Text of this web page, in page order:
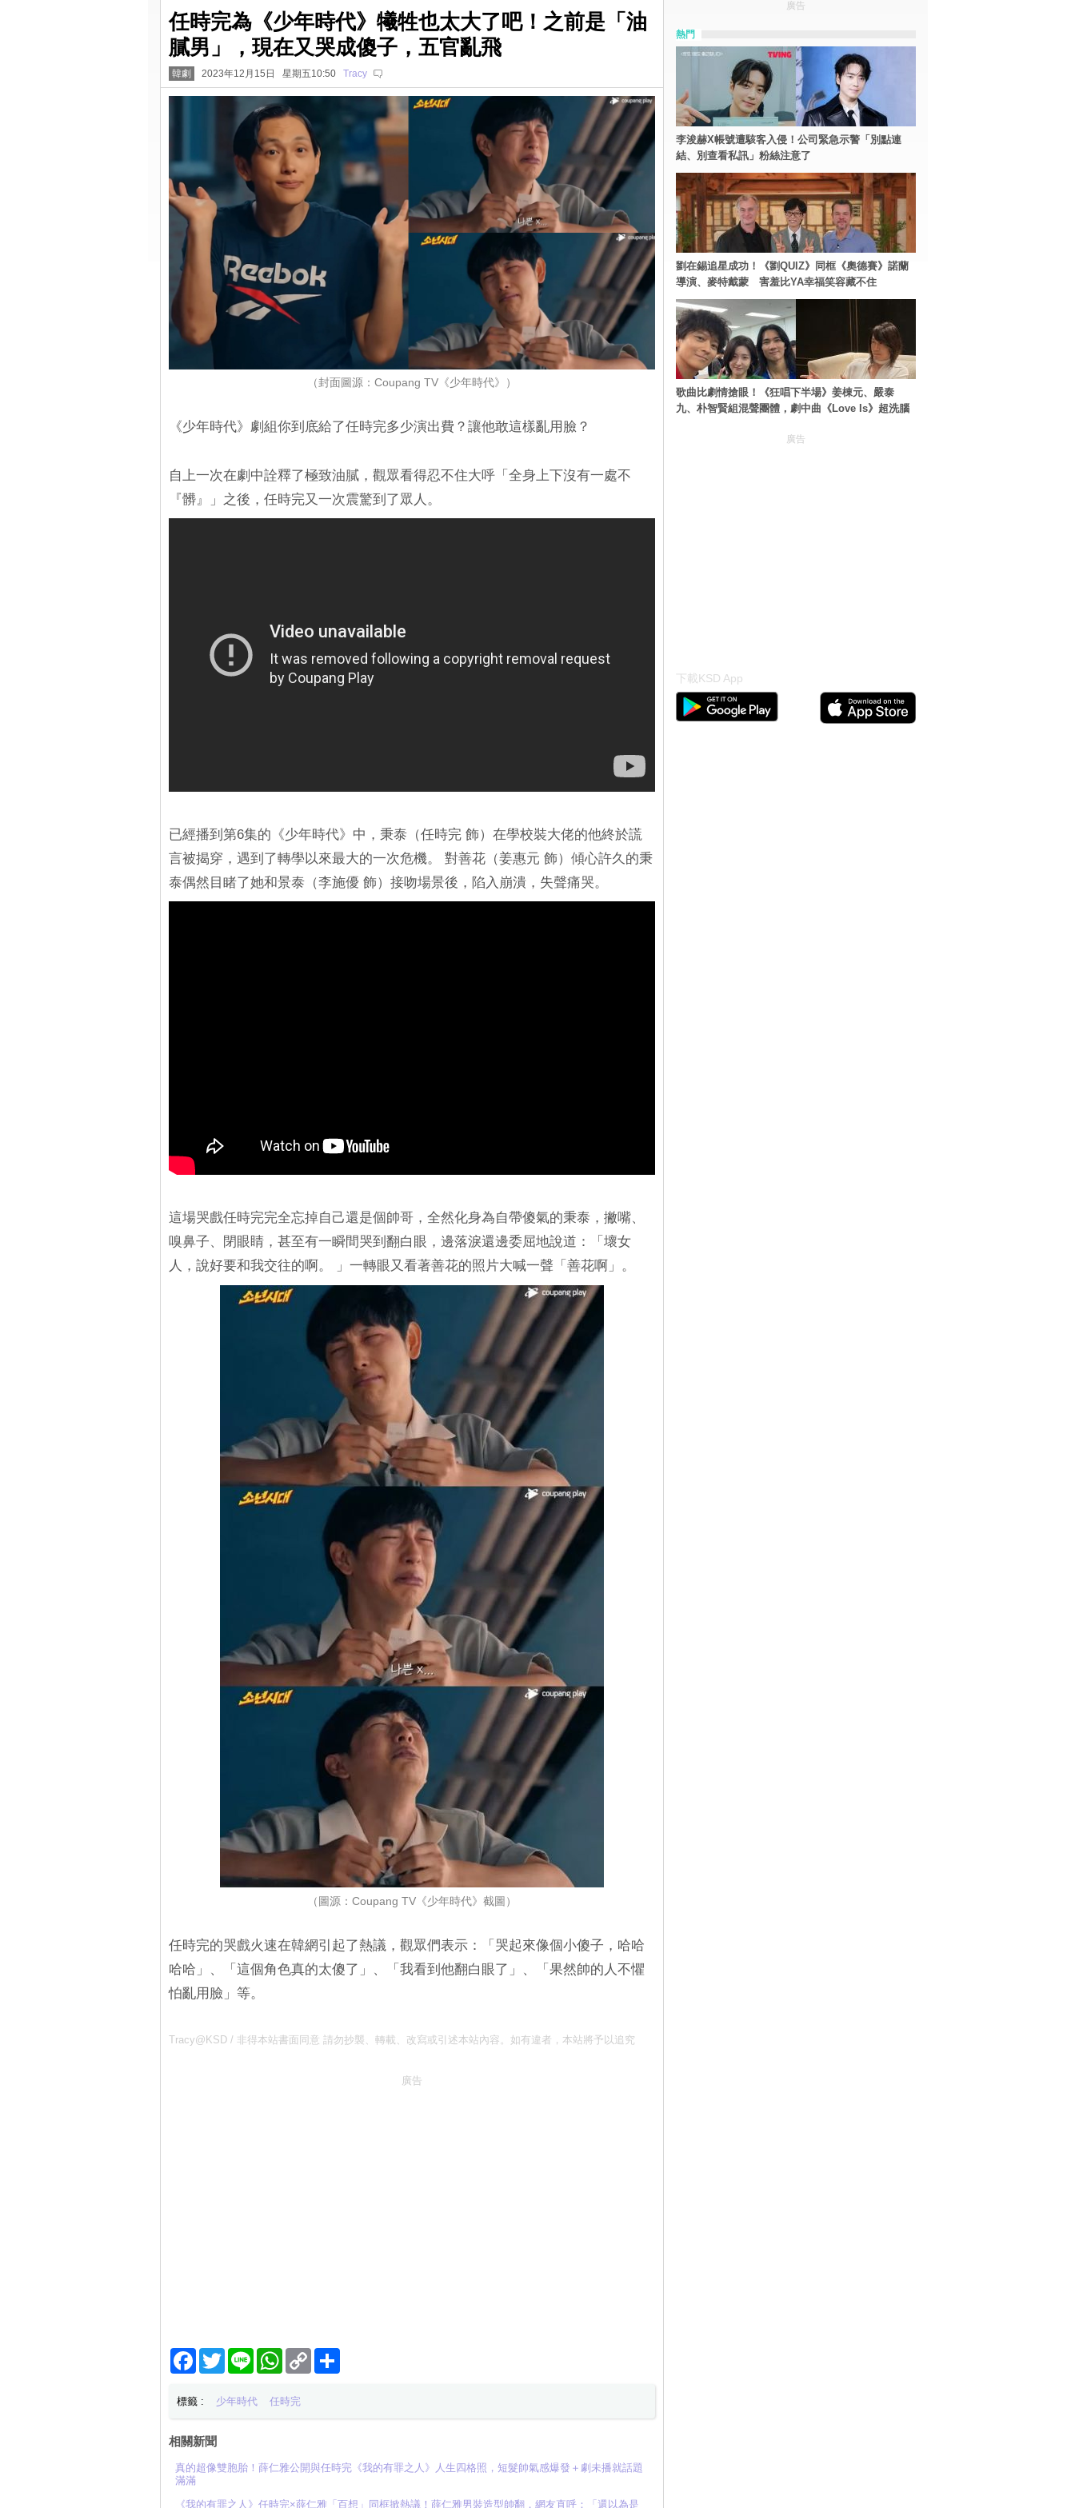
任時完為《少年時代》犧牲也太大了吧！之前是「油
膩男」，現在又哭成傻子，五官亂飛
韓劇 2023年12月15日 星期五10:50 Tracy
（封面圖源：Coupang TV《少年時代》）
《少年時代》劇組你到底給了任時完多少演出費？讓他敢這樣亂用臉？
自上一次在劇中詮釋了極致油膩，觀眾看得忍不住大呼「全身上下沒有一處不
『髒』」之後，任時完又一次震驚到了眾人。
已經播到第6集的《少年時代》中，秉泰（任時完 飾）在學校裝大佬的他終於謊
言被揭穿，遇到了轉學以來最大的一次危機。 對善花（姜惠元 飾）傾心許久的秉
泰偶然目睹了她和景泰（李施優 飾）接吻場景後，陷入崩潰，失聲痛哭。
這場哭戲任時完完全忘掉自己還是個帥哥，全然化身為自帶傻氣的秉泰，撇嘴、
嗅鼻子、閉眼睛，甚至有一瞬間哭到翻白眼，邊落淚還邊委屈地說道：「壞女
人，說好要和我交往的啊。 」一轉眼又看著善花的照片大喊一聲「善花啊」。
（圖源：Coupang TV《少年時代》截圖）
任時完的哭戲火速在韓網引起了熱議，觀眾們表示：「哭起來像個小傻子，哈哈
哈哈」、「這個角色真的太傻了」、「我看到他翻白眼了」、「果然帥的人不懼
怕亂用臉」等。
Tracy@KSD / 非得本站書面同意 請勿抄襲、轉載、改寫或引述本站內容。如有違者，本站將予以追究
廣告
Facebook
TwitterLine WhatsApp
Copy
Link
分
標籤 : 少年時代 任時完
相關新聞
真的超像雙胞胎！薛仁雅公開與任時完《我的有罪之人》人生四格照，短髮帥氣感爆發＋劇未播就話題
滿滿
《我的有罪之人》任時完×薛仁雅「百想」同框掀熱議！薛仁雅男裝造型帥翻，網友直呼：「還以為是
廣告
熱門
李浚赫X帳號遭駭客入侵！公司緊急示警「別點連
結、別查看私訊」粉絲注意了
劉在錫追星成功！《劉QUIZ》同框《奧德賽》諾蘭
導演、麥特戴蒙 害羞比YA幸福笑容藏不住
歌曲比劇情搶眼！《狂唱下半場》姜棟元、嚴泰
九、朴智賢組混聲團體，劇中曲《Love Is》超洗腦
廣告
下載KSD App